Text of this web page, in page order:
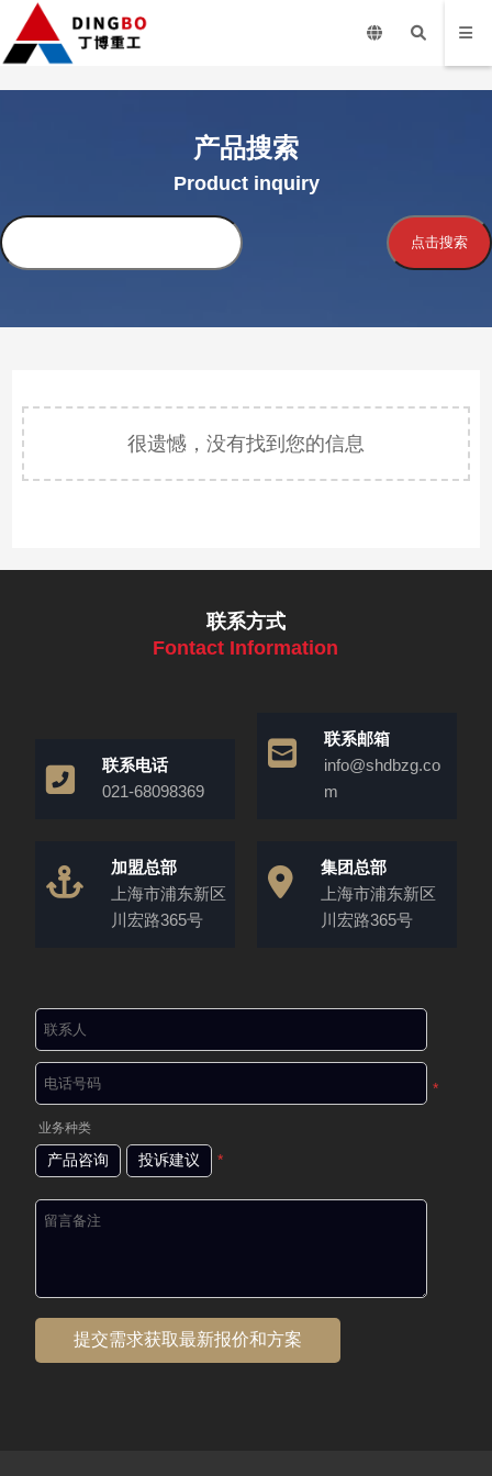
产品搜索
Product inquiry
点击搜索
很遗憾，没有找到您的信息
联系方式
Fontact Information
联系电话
021-68098369
联系邮箱
info@shdbzg.co
m
加盟总部
上海市浦东新区
川宏路365号
集团总部
上海市浦东新区
川宏路365号
*
业务种类
产品咨询 投诉建议 *